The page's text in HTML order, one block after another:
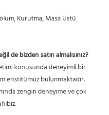
de bizden satın almalısınız?
enstitümüz bulunmaktadır.
zengin deneyime ve çok